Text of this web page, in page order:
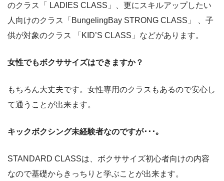
のクラス「 LADIES CLASS」、更にスキルアップしたい
人向けのクラス「BungelingBay STRONG CLASS」 、子
供が対象のクラス 「KID’S CLASS」などがあります。
女性でもボクササイズはできますか？
もちろん大丈夫です。女性専用のクラスもあるので安心し
て通うことが出来ます。
キックボクシング未経験者なのですが･･･｡
STANDARD CLASSは、ボクササイズ初心者向けの内容
なので基礎からきっちりと学ぶことが出来ます。